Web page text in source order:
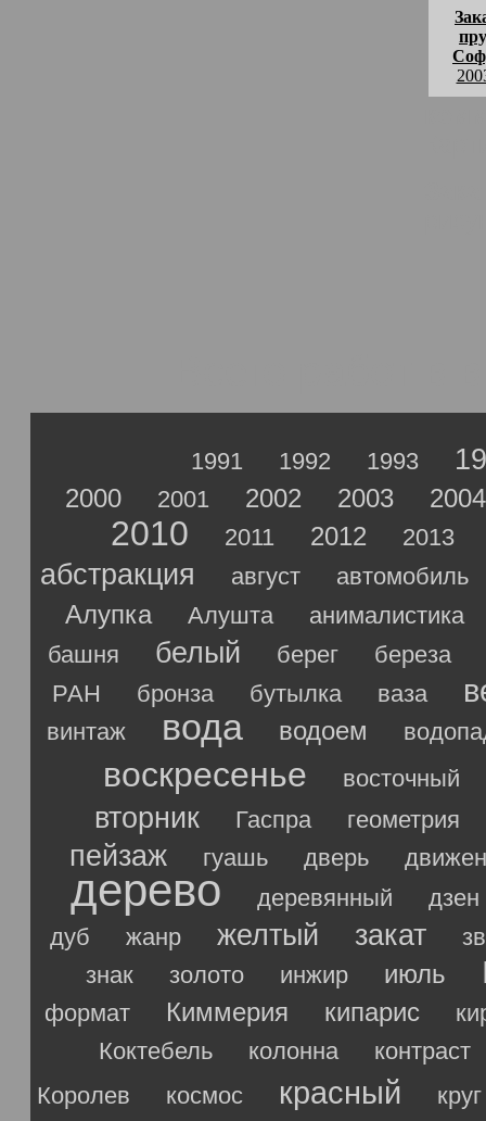
1991 1992 1993
2000 2001 2002 2003 2004
2010 2011 2012 2013
абстракция август автомобиль
Алупка Алушта
анималистика
башня
белый берег
береза
РАН
бронза бутылка ваза
винтаж вода водоем
воскресенье восточный
вторник Гаспра геометрия
пейзаж гуашь дверь
дерево деревянный
дзен
дуб
жанр желтый закат
знак
золото инжир июль
формат Киммерия кипарис
Коктебель
колонна
контраст
Королев
космос красный круг